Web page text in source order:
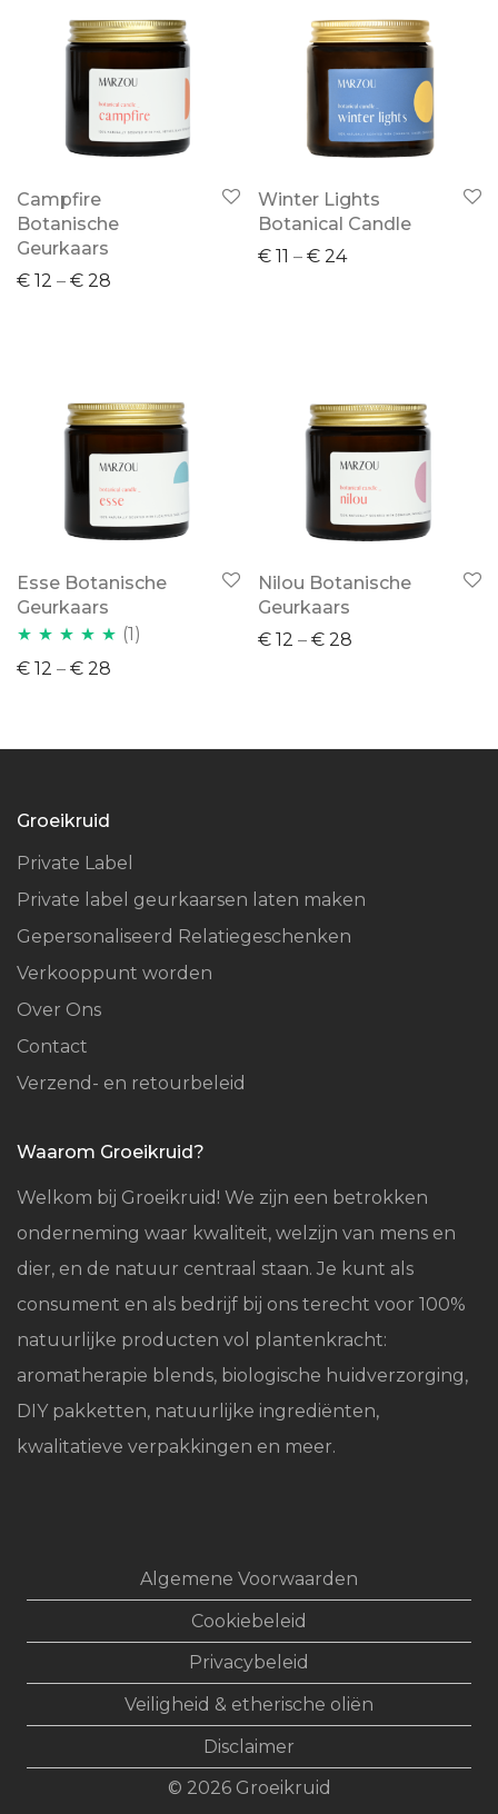
Campfire
Botanische
Geurkaars
€ 12 – € 28
Winter Lights
Botanical Candle
€ 11 – € 24
Esse Botanische
Geurkaars
Waardering
(1)
€ 12 – € 28
Nilou Botanische
Geurkaars
€ 12 – € 28
Groeikruid
Private Label
Private label geurkaarsen laten maken
Gepersonaliseerd Relatiegeschenken
Verkooppunt worden
Over Ons
Contact
Verzend- en retourbeleid
Waarom Groeikruid?
Welkom bij Groeikruid! We zijn een betrokken
onderneming waar kwaliteit, welzijn van mens en
dier, en de natuur centraal staan. Je kunt als
consument en als bedrijf bij ons terecht voor 100%
natuurlijke producten vol plantenkracht:
aromatherapie blends, biologische huidverzorging,
DIY pakketten, natuurlijke ingrediënten,
kwalitatieve verpakkingen en meer.
Algemene Voorwaarden
Cookiebeleid
Privacybeleid
Veiligheid & etherische oliën
Disclaimer
© 2026 Groeikruid